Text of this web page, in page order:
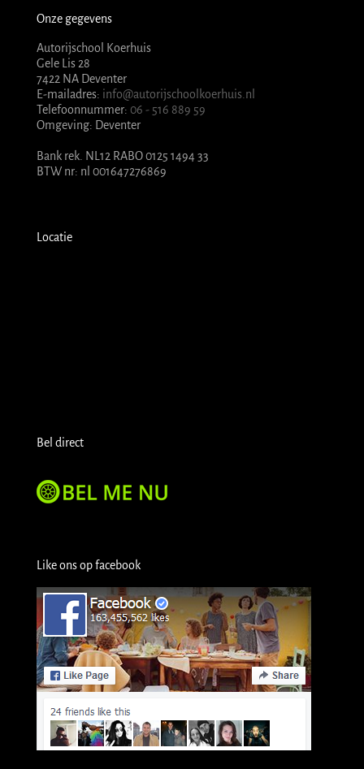
Onze gegevens
Autorijschool Koerhuis
Gele Lis 28
7422 NA Deventer
E-mailadres: info@autorijschoolkoerhuis.nl
Telefoonnummer: 06 - 516 889 59
Omgeving: Deventer
Bank rek. NL12 RABO 0125 1494 33
BTW nr: nl 001647276869
Locatie
Bel direct
Like ons op facebook